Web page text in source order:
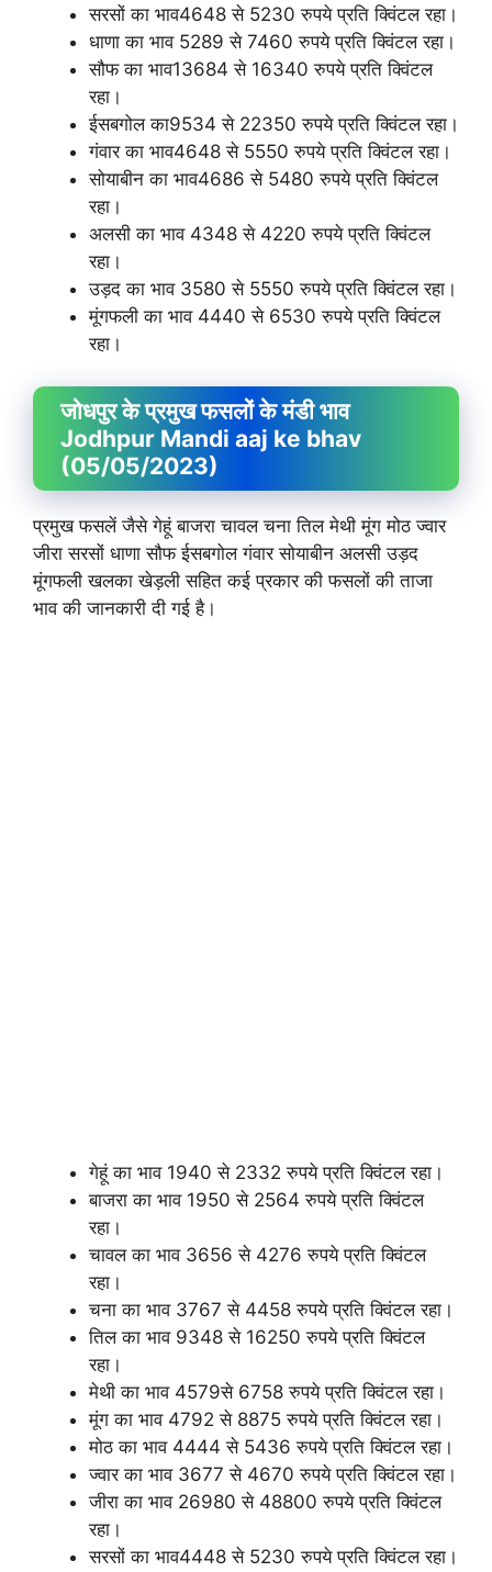
सरसों का भाव4648 से 5230 रुपये प्रति क्विंटल रहा।
धाणा का भाव 5289 से 7460 रुपये प्रति क्विंटल रहा।
सौफ का भाव13684 से 16340 रुपये प्रति क्विंटल
रहा।
ईसबगोल का9534 से 22350 रुपये प्रति क्विंटल रहा।
गंवार का भाव4648 से 5550 रुपये प्रति क्विंटल रहा।
सोयाबीन का भाव4686 से 5480 रुपये प्रति क्विंटल
रहा।
अलसी का भाव 4348 से 4220 रुपये प्रति क्विंटल
रहा।
उड़द का भाव 3580 से 5550 रुपये प्रति क्विंटल रहा।
मूंगफली का भाव 4440 से 6530 रुपये प्रति क्विंटल
रहा।
जोधपुर के प्रमुख फसलों के मंडी भाव
Jodhpur Mandi aaj ke bhav
(05/05/2023)
प्रमुख फसलें जैसे गेहूं बाजरा चावल चना तिल मेथी मूंग मोठ ज्वार
जीरा सरसों धाणा सौफ ईसबगोल गंवार सोयाबीन अलसी उड़द
मूंगफली खलका खेड़ली सहित कई प्रकार की फसलों की ताजा
भाव की जानकारी दी गई है।
गेहूं का भाव 1940 से 2332 रुपये प्रति क्विंटल रहा।
बाजरा का भाव 1950 से 2564 रुपये प्रति क्विंटल
रहा।
चावल का भाव 3656 से 4276 रुपये प्रति क्विंटल
रहा।
चना का भाव 3767 से 4458 रुपये प्रति क्विंटल रहा।
तिल का भाव 9348 से 16250 रुपये प्रति क्विंटल
रहा।
मेथी का भाव 4579से 6758 रुपये प्रति क्विंटल रहा।
मूंग का भाव 4792 से 8875 रुपये प्रति क्विंटल रहा।
मोठ का भाव 4444 से 5436 रुपये प्रति क्विंटल रहा।
ज्वार का भाव 3677 से 4670 रुपये प्रति क्विंटल रहा।
जीरा का भाव 26980 से 48800 रुपये प्रति क्विंटल
रहा।
सरसों का भाव4448 से 5230 रुपये प्रति क्विंटल रहा।